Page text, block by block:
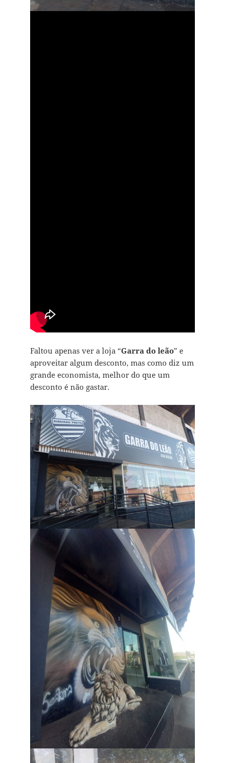
Faltou apenas ver a loja “Garra do leão” e
aproveitar algum desconto, mas como diz um
grande economista, melhor do que um
desconto é não gastar.